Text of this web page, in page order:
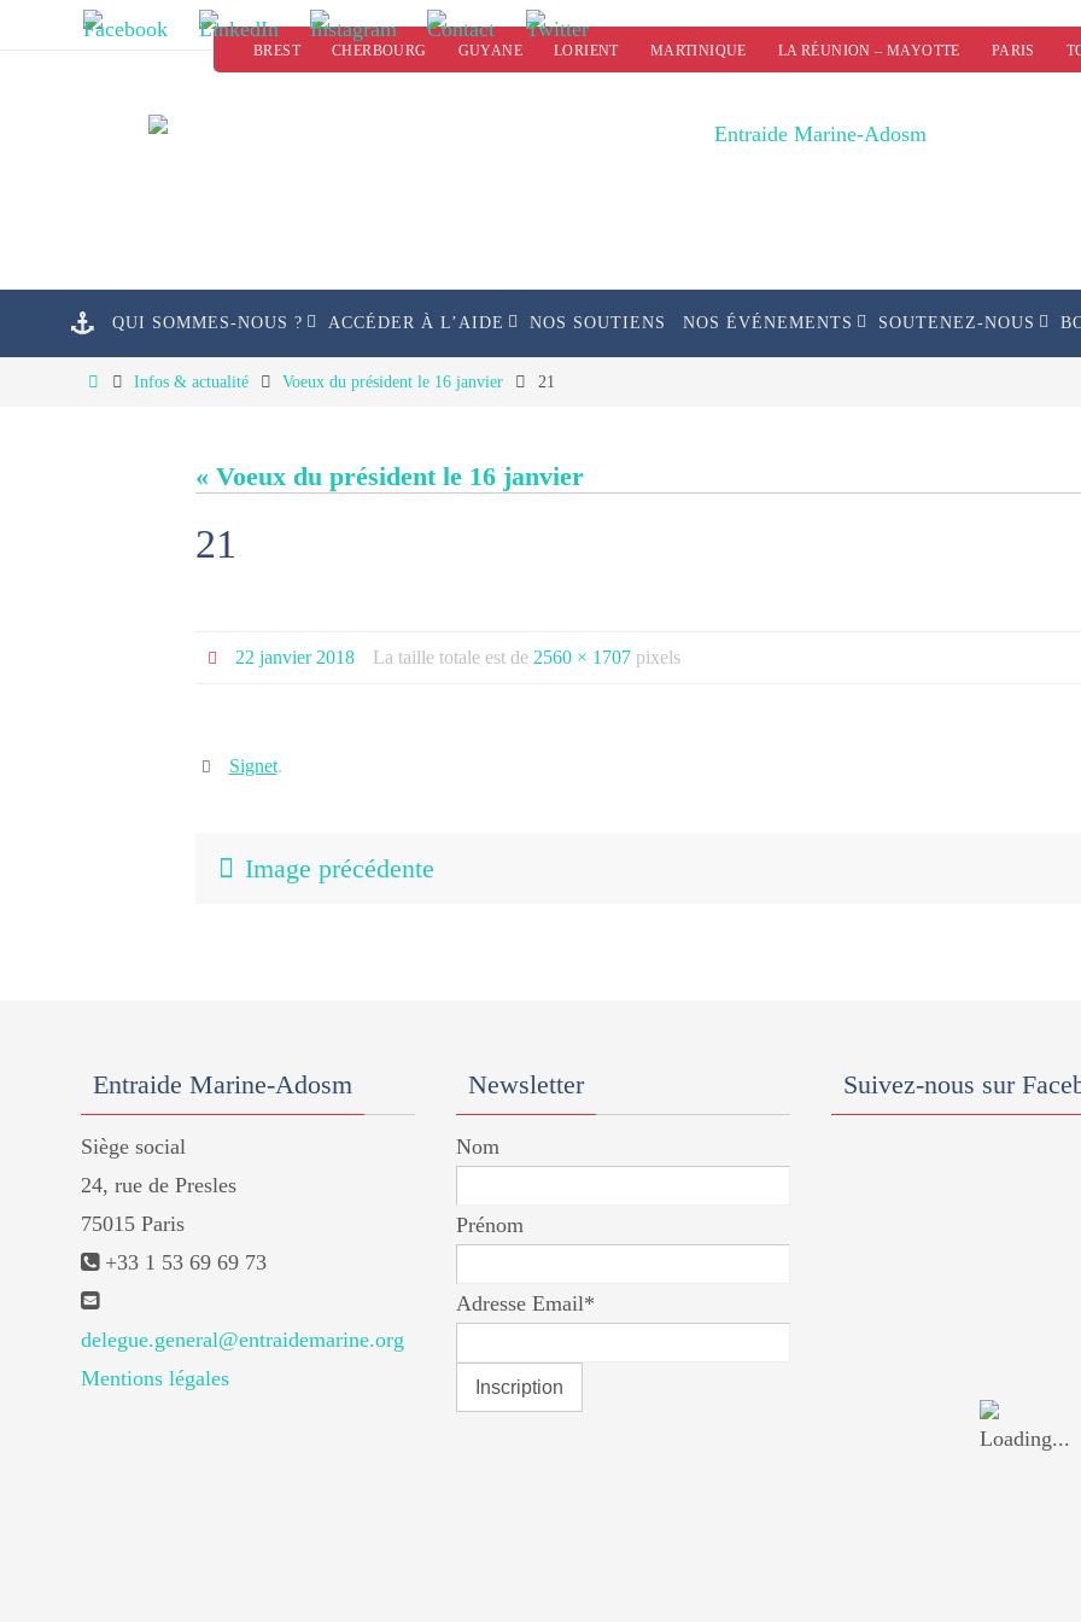
BREST CHERBOURG GUYANE LORIENT MARTINIQUE LA RÉUNION – MAYOTTE PARIS
QUI SOMMES-NOUS ? ACCÉDER À L’AIDE NOS SOUTIENS NOS ÉVÉNEMENTS SOUTENEZ-NOUS
HomeInfos & actualité Voeux du président le 16 janvier 21
« Voeux du président le 16 janvier
21
22 janvier 2018 La taille totale est de 2560 × 1707pixels
Signet.
Image précédente
Entraide Marine-Adosm
Siège social
24, rue de Presles
75015 Paris
+33 1 53 69 69 73
delegue.general@entraidemarine.org
Mentions légales
Newsletter
Nom
Prénom
Adresse Email*
Suivez-nous sur